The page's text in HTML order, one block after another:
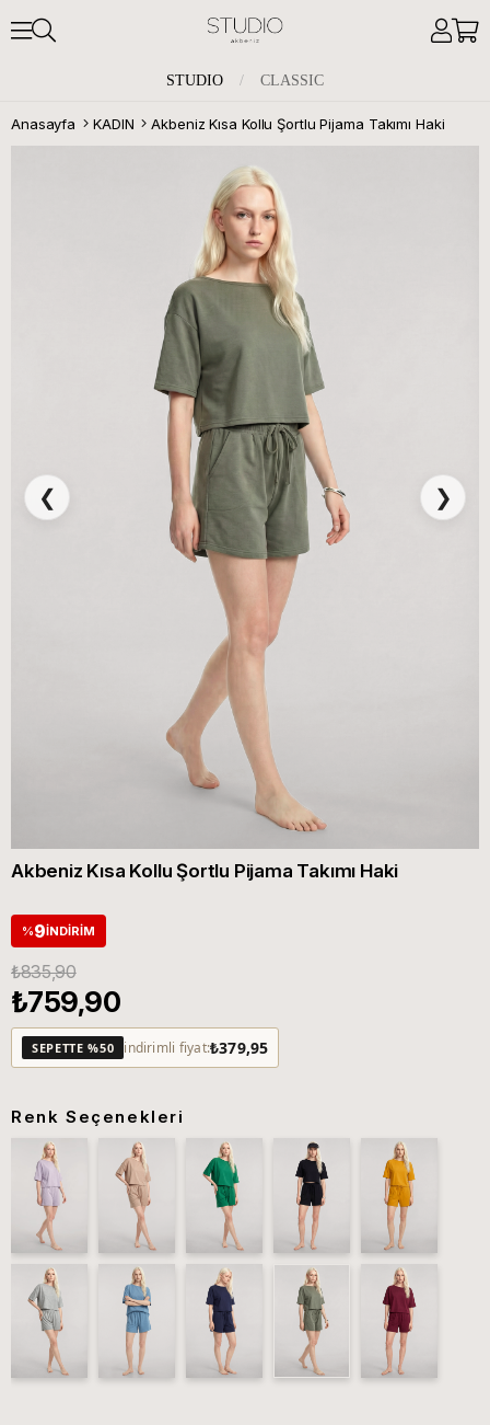
STUDIO / CLASSIC
Anasayfa KADIN Akbeniz Kısa Kollu Şortlu Pijama Takımı Haki
❮ ❯
Akbeniz Kısa Kollu Şortlu Pijama Takımı Haki
%9İNDIRIM
₺835,90
₺759,90
SEPETTE %50 indirimli fiyat:₺379,95
Renk Seçenekleri